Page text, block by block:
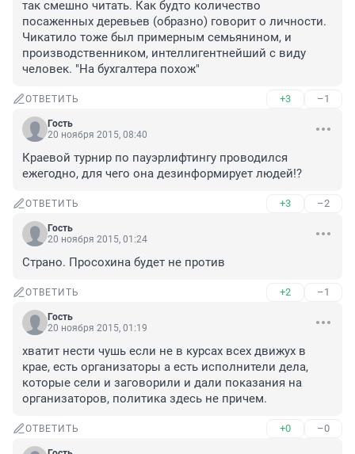
так смешно читать. Как будто количество
посаженных деревьев (образно) говорит о личности.
Чикатило тоже был примерным семьянином, и
производственником, интеллигентнейший с виду
человек. "На бухгалтера похож"
ОТВЕТИТЬ +3 –1
Гость
20 ноября 2015, 08:40
Краевой турнир по пауэрлифтингу проводился
ежегодно, для чего она дезинформирует людей!?
ОТВЕТИТЬ +3 –2
Гость
20 ноября 2015, 01:24
Страно. Просохина будет не против
ОТВЕТИТЬ +2 –1
Гость
20 ноября 2015, 01:19
хватит нести чушь если не в курсах всех движух в
крае, есть организаторы а есть исполнители дела,
которые сели и заговорили и дали показания на
организаторов, политика здесь не причем.
ОТВЕТИТЬ +0 –0